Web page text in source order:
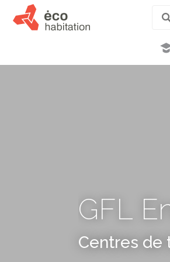
GFL
Centres de